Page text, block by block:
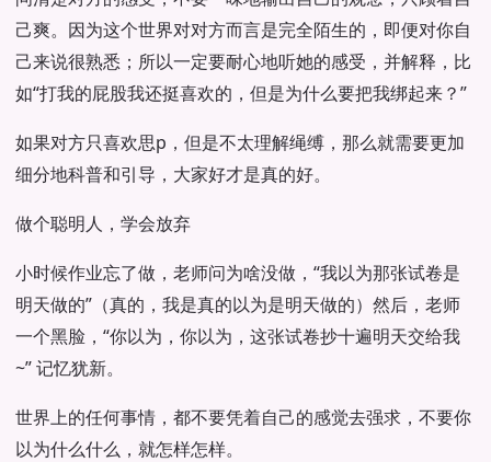
己爽。因为这个世界对对方而言是完全陌生的，即便对你自
己来说很熟悉；所以一定要耐心地听她的感受，并解释，比
如“打我的屁股我还挺喜欢的，但是为什么要把我绑起来？”
如果对方只喜欢思p，但是不太理解绳缚，那么就需要更加
细分地科普和引导，大家好才是真的好。
做个聪明人，学会放弃
小时候作业忘了做，老师问为啥没做，“我以为那张试卷是
明天做的”（真的，我是真的以为是明天做的）然后，老师
一个黑脸，“你以为，你以为，这张试卷抄十遍明天交给我
~” 记忆犹新。
世界上的任何事情，都不要凭着自己的感觉去强求，不要你
以为什么什么，就怎样怎样。